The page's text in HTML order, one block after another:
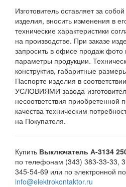
Изготовитель оставляет за
изделия, вносить изменения в
технические характеристики
на производстве. При заказе
запросить в офисе продаж фото
параметры продукции.
конструктив, габаритные
Паспорте изделия в
УСЛОВИЯМИ завода-
несоответствия приобретенной
качества техническим
на Покупателя.
Купить Выключатель А-3134
по телефонам (343) 383-33-33,
345-54-69 или по электронной
info@elektrokontaktor.ru